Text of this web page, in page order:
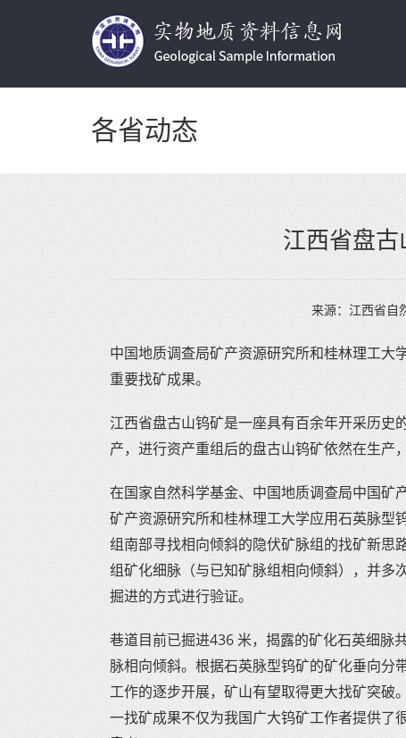
各省动态
江西省盘
来源：江西省自
中国地质调查局矿产资源研究所和桂林理工大
重要找矿成果。
江西省盘古山钨矿是一座具有百余年开采历史
产，进行资产重组后的盘古山钨矿依然在生产
在国家自然科学基金、中国地质调查局中国矿
矿产资源研究所和桂林理工大学应用石英脉型
组南部寻找相向倾斜的隐伏矿脉组的找矿新思
组矿化细脉（与已知矿脉组相向倾斜），并多
掘进的方式进行验证。
巷道目前已掘进436 米，揭露的矿化石英细脉
脉相向倾斜。根据石英脉型钨矿的矿化垂向分
工作的逐步开展，矿山有望取得更大找矿突破
一找矿成果不仅为我国广大钨矿工作者提供了